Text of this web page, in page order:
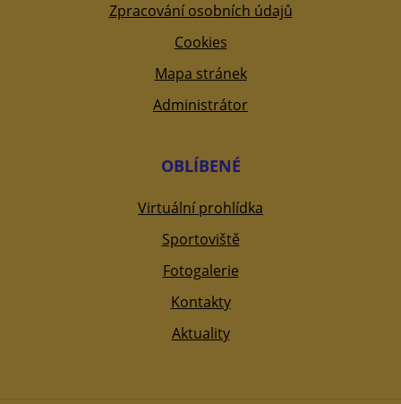
Zpracování osobních údajů
Cookies
Mapa stránek
Administrátor
OBLÍBENÉ
Virtuální prohlídka
Sportoviště
Fotogalerie
Kontakty
Aktuality